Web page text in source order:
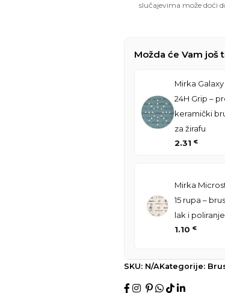
slučajevima može doći
Možda će Vam još
Mirka
24H Grip –
keramički
za žirafu
2.31 €
Mirka
15 rupa –
lak i poliranje
1.10 €
SKU: N/AKategorije: